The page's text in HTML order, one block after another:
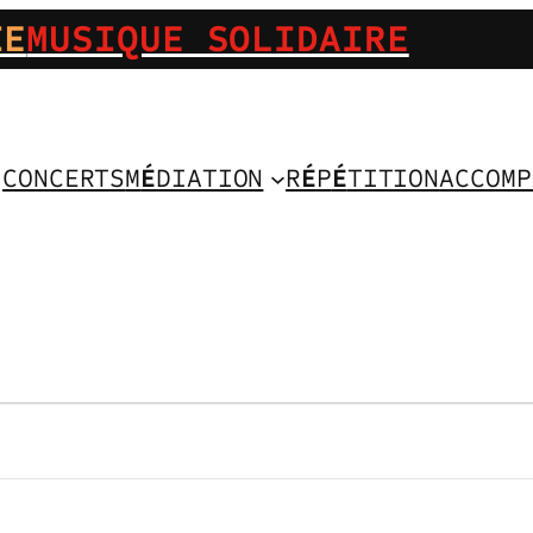
MUSIQUE SOLIDAIRE
CONCERTSMÉDIATION RÉPÉTITION